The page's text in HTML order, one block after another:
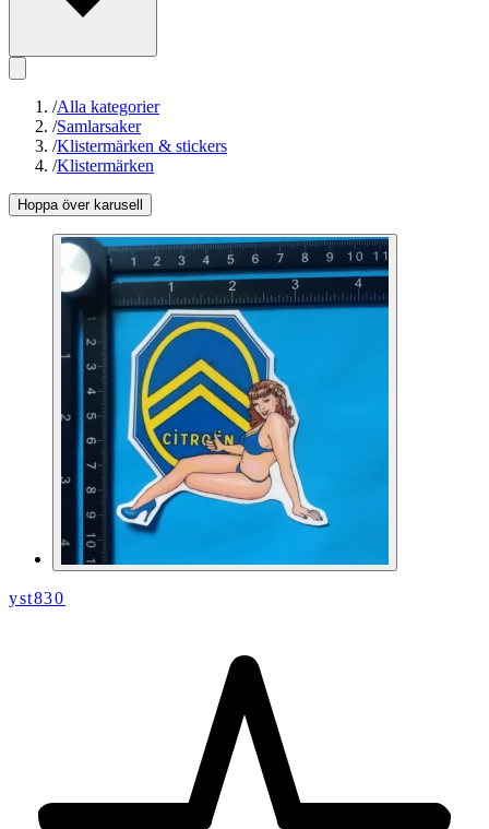
/Alla kategorier
/Samlarsaker
/Klistermärken & stickers
/Klistermärken
Hoppa över karusell
yst830